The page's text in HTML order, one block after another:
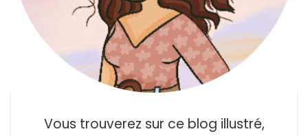
Vous trouverez sur ce blog illustré,